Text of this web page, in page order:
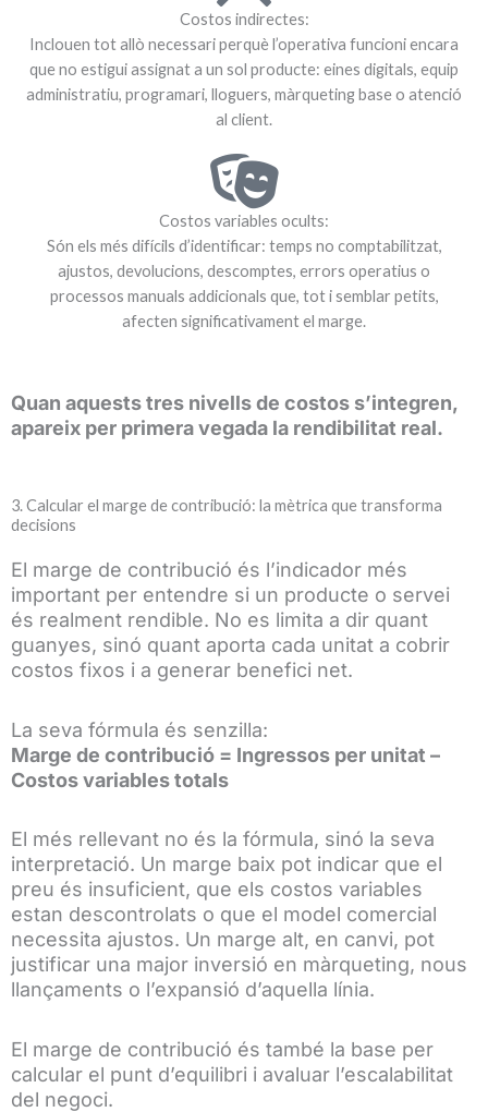
Costos indirectes:
Inclouen tot allò necessari perquè l’operativa funcioni encara
que no estigui assignat a un sol producte: eines digitals, equip
administratiu, programari, lloguers, màrqueting base o atenció
al client.
Costos variables ocults:
Són els més difícils d’identificar: temps no comptabilitzat,
ajustos, devolucions, descomptes, errors operatius o
processos manuals addicionals que, tot i semblar petits,
afecten significativament el marge.
Quan aquests tres nivells de costos s’integren,
apareix per primera vegada la rendibilitat real.
3. Calcular el marge de contribució: la mètrica que transforma
decisions
El marge de contribució és l’indicador més
important per entendre si un producte o servei
és realment rendible. No es limita a dir quant
guanyes, sinó quant aporta cada unitat a cobrir
costos fixos i a generar benefici net.
La seva fórmula és senzilla:
Marge de contribució = Ingressos per unitat –
Costos variables totals
El més rellevant no és la fórmula, sinó la seva
interpretació. Un marge baix pot indicar que el
preu és insuficient, que els costos variables
estan descontrolats o que el model comercial
necessita ajustos. Un marge alt, en canvi, pot
justificar una major inversió en màrqueting, nous
llançaments o l’expansió d’aquella línia.
El marge de contribució és també la base per
calcular el punt d’equilibri i avaluar l’escalabilitat
del negoci.